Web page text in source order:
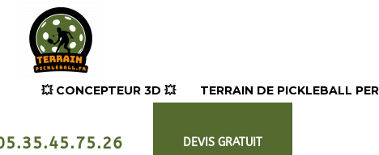
💥​ CONCEPTEUR 3D 💥​ TERRAIN DE PICKLEBALL
DEVIS GRATUIT